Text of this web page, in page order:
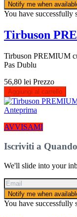
Notify me when
You have successfully
Tirbuson
Tirbuson PREMIUM
Pas Dublu
56,80 lei Prezzo
Aggiungi al carrello
Anteprima
AVVISAMI
Iscriviti a
We'll slide into your
Notify me when
You have successfully